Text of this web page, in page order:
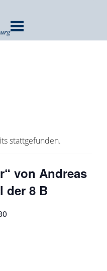
stattgefunden.
von Andreas
der 8 B